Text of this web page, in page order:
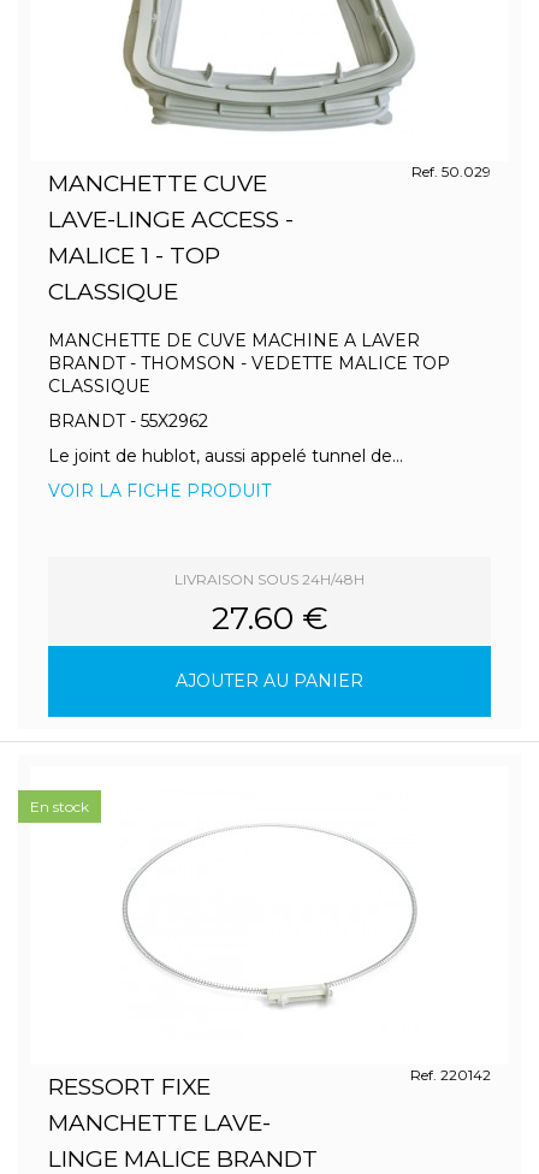
MANCHETTE CUVE
LAVE-LINGE ACCESS -
MALICE 1 - TOP
CLASSIQUE
Ref. 50.029
MANCHETTE DE CUVE MACHINE A LAVER
BRANDT - THOMSON - VEDETTE MALICE TOP
CLASSIQUE
BRANDT - 55X2962
Le joint de hublot, aussi appelé tunnel de...
VOIR LA FICHE PRODUIT
LIVRAISON SOUS 24H/48H
27.60 €
AJOUTER AU PANIER
RESSORT FIXE
MANCHETTE LAVE-
LINGE MALICE BRANDT
Ref. 220142
En stock